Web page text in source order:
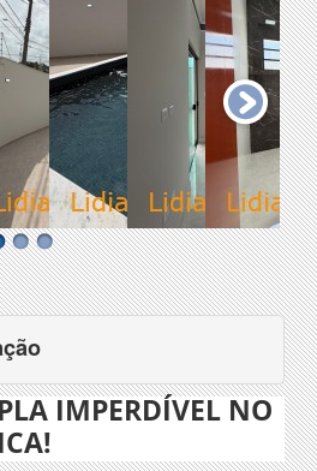
IMPERDÍVEL NO